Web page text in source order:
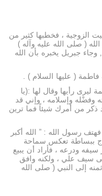
الزوجية ، فخطبها كثير من
( صلى الله عليه وآله )
جبريل يخبره بأن الله
( عليها السلام ) .
رأيها وقال لها :(يا
وإسلامه ، وإني قد
ذكر من أمرك شيئاً فما ترين
رسول الله : ” الله أكبر
ببساطة تعكس سماحة
سيفه ودرعه ، فأراد أن يبيع
سيف علي ، ولكنه وافق
إلى النبي ( صلى الله